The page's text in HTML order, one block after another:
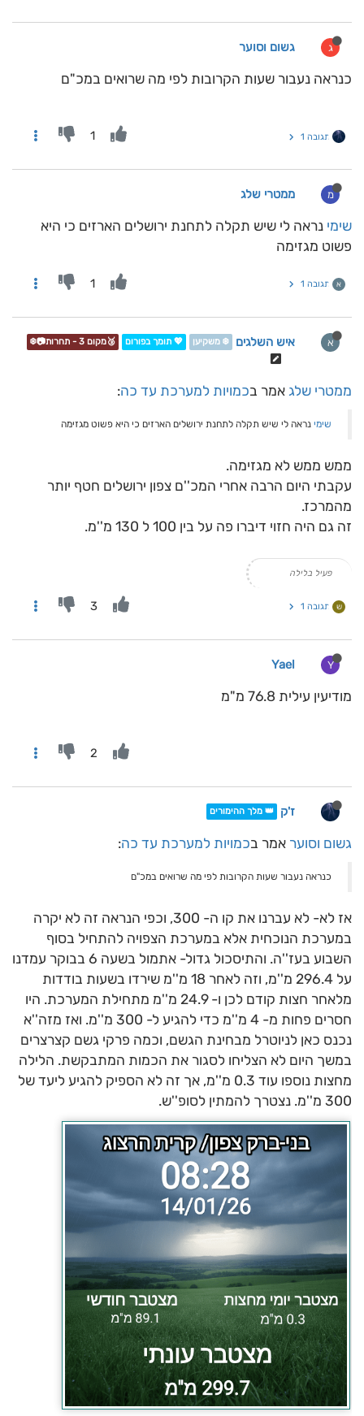
ג גשום וסוער
כנראה נעבור שעות הקרובות לפי מה שרואים במכ"ם
תגובה 1 1
מ ממטרי שלג
שימי נראה לי שיש תקלה לתחנת ירושלים הארזים כי היא
פשוט מגזימה
א תגובה 1 1
א איש השלגים ❄️ משקיען 💖 תומך בפורום 🥉מקום 3 - תחרות📷❄️
ממטרי שלג אמר בכמויות למערכת עד כה:
שימי נראה לי שיש תקלה לתחנת ירושלים הארזים כי היא פשוט מגזימה
ממש ממש לא מגזימה.
עקבתי היום הרבה אחרי המכ''ם צפון ירושלים חטף יותר
מהמרכז.
זה גם היה חזוי דיברו פה על בין 100 ל 130 מ''מ.
פעיל בלילה
ש תגובה 1 3
Y
Yael
מודיעין עילית 76.8 מ"מ
2
ז'ק 👑 מלך ההימורים
גשום וסוער אמר בכמויות למערכת עד כה:
כנראה נעבור שעות הקרובות לפי מה שרואים במכ"ם
אז לא- לא עברנו את קו ה- 300, וכפי הנראה זה לא יקרה
במערכת הנוכחית אלא במערכת הצפויה להתחיל בסוף
השבוע בעז''ה. והתיסכול גדול- אתמול בשעה 6 בבוקר עמדנו
על 296.4 מ''מ, וזה לאחר 18 מ''מ שירדו בשעות בודדות
מלאחר חצות קודם לכן ו- 24.9 מ''מ מתחילת המערכת. היו
חסרים פחות מ- 4 מ''מ כדי להגיע ל- 300 מ''מ. ואז מזה''א
נכנס כאן לניוטרל מבחינת הגשם, וכמה פרקי גשם קצרצרים
במשך היום לא הצליחו לסגור את הכמות המתבקשת. הלילה
מחצות נוספו עוד 0.3 מ''מ, אך זה לא הספיק להגיע ליעד של
300 מ''מ. נצטרך להמתין לסופ''ש.